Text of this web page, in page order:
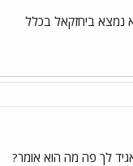
לך פה מה הוא אומר?